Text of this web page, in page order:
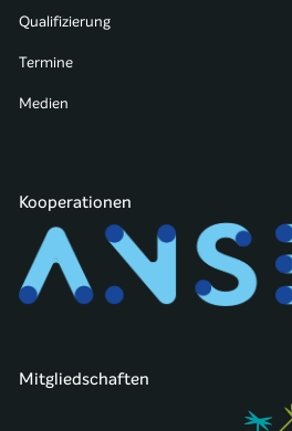
Qualifizierung
Termine
Medien
Kooperationen
Mitgliedschaften